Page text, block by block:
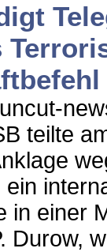
teilte
einer
Durow,